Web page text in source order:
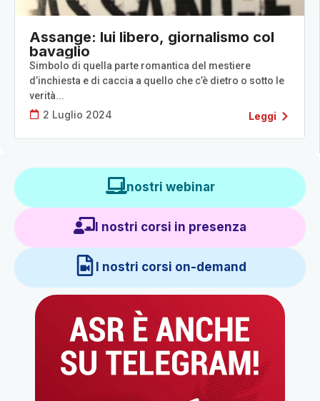
Assange: lui libero, giornalismo col
bavaglio
Simbolo di quella parte romantica del mestiere
d’inchiesta e di caccia a quello che c’è dietro o sotto le
verità...
2 Luglio 2024 Leggi
I nostri webinar
I nostri corsi in presenza
I nostri corsi on-demand